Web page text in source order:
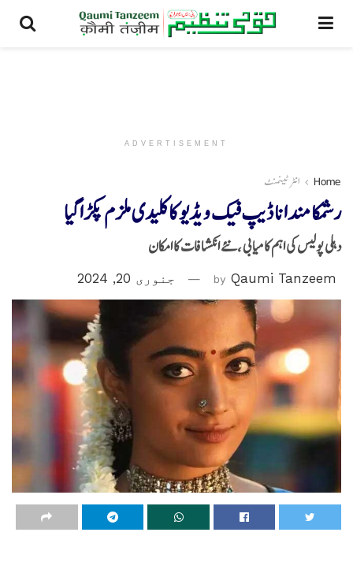
ADVERTISEMENT
Home انٹرٹینمنٹ
رشمکا مندانا ڈیپ فیک ویڈیو کا کلیدی ملزم پکڑاگیا
دہلی پولیس کی اہم کامیابی ،نئے انکشافات کا امکان
by Qaumi Tanzeem جنوری 20, 2024